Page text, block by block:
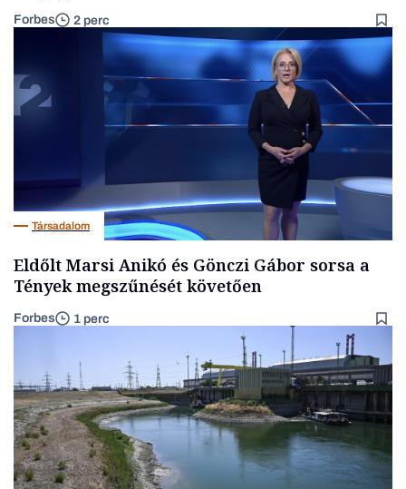
Forbes 2 perc
Társadalom
Eldőlt Marsi Anikó és Gönczi Gábor sorsa a
Tények megszűnését követően
Forbes 1 perc